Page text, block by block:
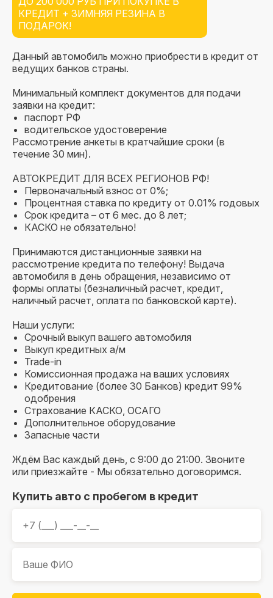
КРЕДИТ + ЗИМНЯЯ РЕЗИНА В
ПОДАРОК!
Данный автомобиль можно приобрести в кредит от
ведущих банков страны.
Минимальный комплект документов для подачи
заявки на кредит:
паспорт РФ
водительское удостоверение
Рассмотрение анкеты в кратчайшие сроки (в
течение 30 мин).
АВТОКРЕДИТ ДЛЯ ВСЕХ РЕГИОНОВ РФ!
Первоначальный взнос от 0%;
Процентная ставка по кредиту от 0.01% годовых
Срок кредита – от 6 мес. до 8 лет;
КАСКО не обязательно!
Принимаются дистанционные заявки на
рассмотрение кредита по телефону! Выдача
автомобиля в день обращения, независимо от
формы оплаты (безналичный расчет, кредит,
наличный расчет, оплата по банковской карте).
Наши услуги:
Срочный выкуп вашего автомобиля
Выкуп кредитных а/м
Trade-in
Комиссионная продажа на ваших условиях
Кредитование (более 30 Банков) кредит 99%
одобрения
Страхование КАСКО, ОСАГО
Дополнительное оборудование
Запасные части
Ждём Вас каждый день, с 9:00 до 21:00. Звоните
или приезжайте - Мы обязательно договоримся.
Купить авто с пробегом в кредит